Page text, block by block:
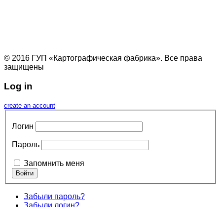
© 2016 ГУП «Картографическая фабрика». Все права
защищены
Log in
create an account
Логин
Пароль
Запомнить меня
Забыли пароль?
Забыли логин?